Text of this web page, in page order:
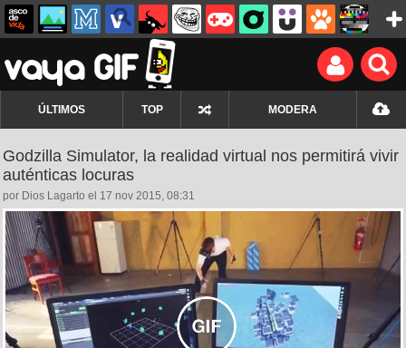
ÚLTIMOS TOP MODERA
Godzilla Simulator, la realidad virtual nos permitirá vivir
auténticas locuras
por Dios Lagarto el 17 nov 2015, 08:31